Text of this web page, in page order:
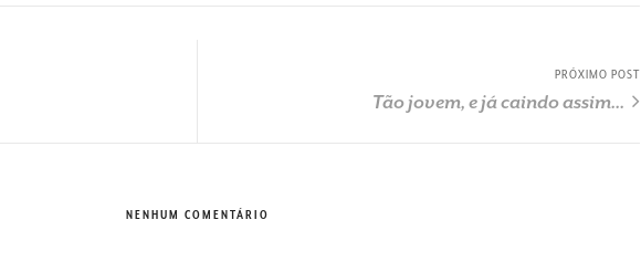
PRÓXIMO POST
Tão jovem, e já caindo assim...
NENHUM COMENTÁRIO